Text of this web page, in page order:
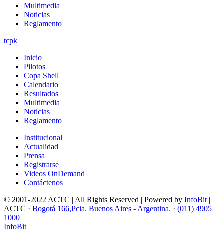
Multimedia
Noticias
Reglamento
tcpk
Inicio
Pilotos
Copa Shell
Calendario
Resultados
Multimedia
Noticias
Reglamento
Institucional
Actualidad
Prensa
Registrarse
Videos OnDemand
Contáctenos
© 2001-2022 ACTC | All Rights Reserved | Powered by InfoBit |
ACTC · Bogotá 166,Pcia. Buenos Aires - Argentina. · (011) 4905
1000
InfoBit